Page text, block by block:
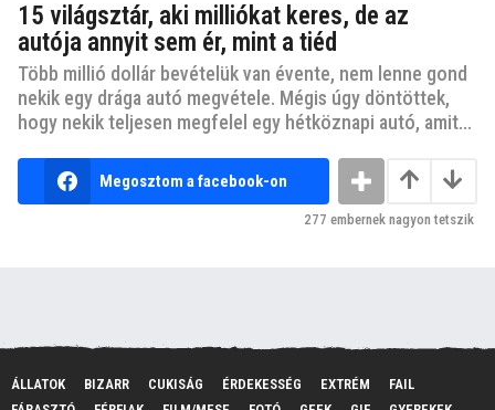
15 világsztár, aki milliókat keres, de az
autója annyit sem ér, mint a tiéd
Több millió dollár bevételük van évente, nem lenne gond
nekik egy drága autó megvétele. Mégis úgy döntöttek,
hogy nekik teljesen megfelel egy hétköznapi autó, amit...
Megosztom a facebook-on
277 embernek nagyon tetszik
ÁLLATOK BIZARR CUKISÁG ÉRDEKESSÉG EXTRÉM
FAIL